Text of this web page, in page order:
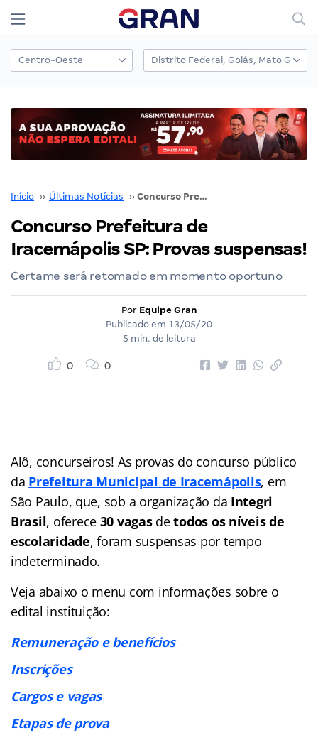
Início ›› Últimas Notícias ›› Concurso Prefeitura de Iracemápolis SP: Provas suspensas!
Concurso Prefeitura de
Iracemápolis SP: Provas suspensas!
Certame será retomado em momento oportuno
Por Equipe Gran
Publicado em 13/05/20
5 min. de leitura
0 0
Alô, concurseiros! As provas do concurso público
da Prefeitura Municipal de Iracemápolis, em
São Paulo, que, sob a organização da Integri
Brasil, oferece 30 vagasdetodos os níveis de
escolaridade, foram suspensas por tempo
indeterminado.
Veja abaixo o menu com informações sobre o
edital instituição:
Remuneração e benefícios
Inscrições
Cargos e vagas
Etapas de prova